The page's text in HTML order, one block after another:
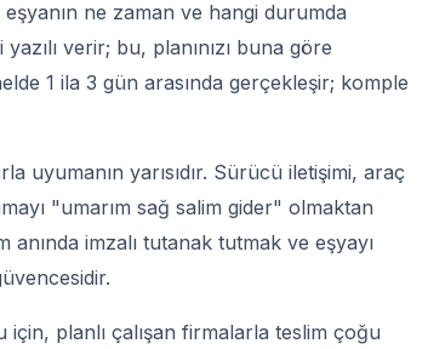
ne zaman ve hangi durumda
verir; bu, planınızı buna göre
1 ila 3 gün arasında gerçekleşir; komple
uyumanın yarısıdır. Sürücü iletişimi, araç
"umarım sağ salim gider" olmaktan
imzalı tutanak tutmak ve eşyayı
planlı çalışan firmalarla teslim çoğu